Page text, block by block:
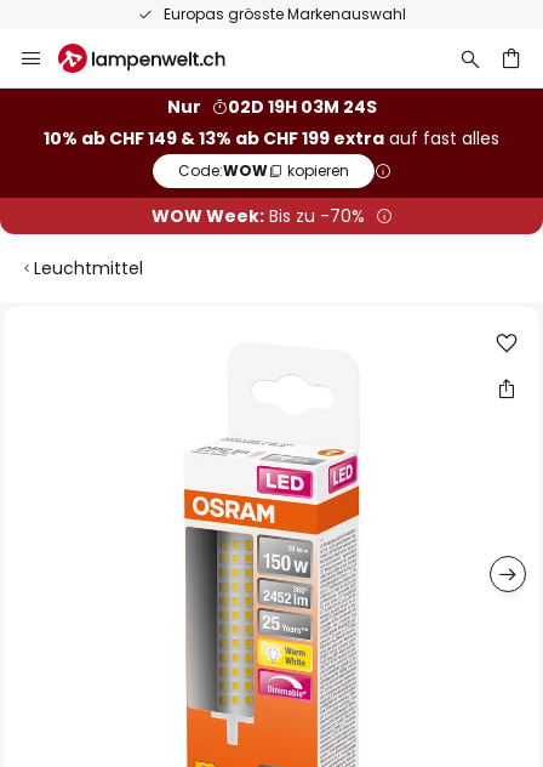
Europas grösste Markenauswahl
Inhalt
Nur
02D 19H 03M 24S
10% ab CHF 149 & 13% ab CHF 199 extra auf fast alles
Code:WOW kopieren
WOW Week:Bis zu -70%
Leuchtmittel